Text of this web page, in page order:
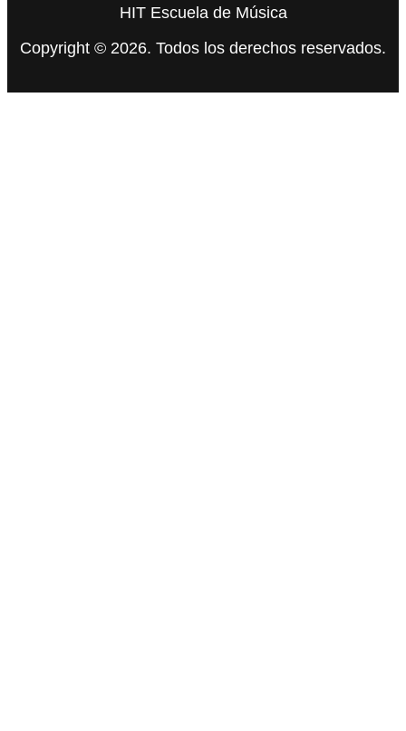
HIT Escuela de Música
Copyright © 2026. Todos los derechos reservados.